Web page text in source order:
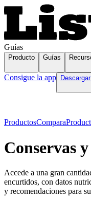
Guías
Producto Guías
Consigue la app
ProductosCompara
Conservas
Accede a una gran
encurtidos, con datos
y recomendaciones para